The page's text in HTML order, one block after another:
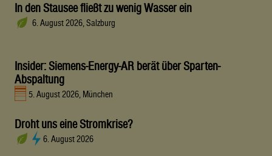
In den Stausee fließt zu wenig Wasser ein
6. August 2026, Salzburg
Insider: Siemens-Energy-AR berät über Sparten-
Abspaltung
5. August 2026, München
Droht uns eine Stromkrise?
6. August 2026